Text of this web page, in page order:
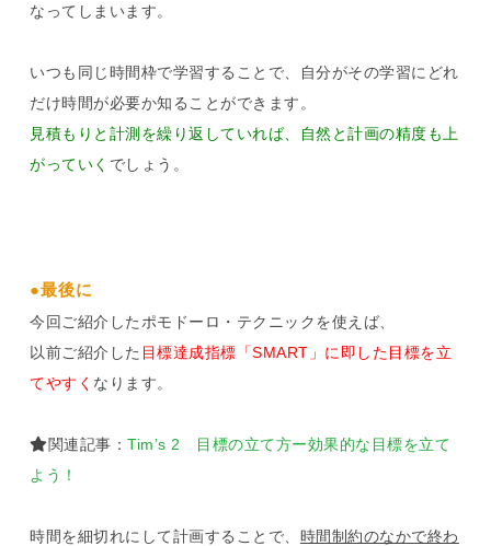
なってしまいます。
いつも同じ時間枠で学習することで、自分がその学習にどれ
だけ時間が必要か知ることができます。
見積もりと計測を繰り返していれば、自然と計画の精度も上
がっていく でしょう。
●最後に
今回ご紹介したポモドーロ・テクニックを使えば、
以前ご紹介した 目標達成指標「SMART」に即した目標を立
てやすく なります。
関連記事：Tim’s 2 目標の立て方ー効果的な目標を立て
よう！
時間を細切れにして計画することで、 時間制約のなかで終わ